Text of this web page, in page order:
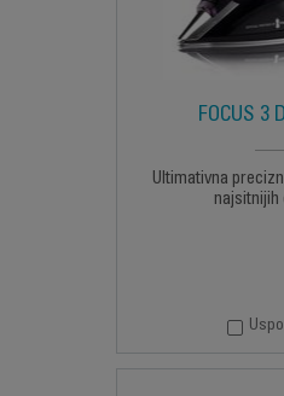
FOCUS 3
Ultimativna
najsitnijih